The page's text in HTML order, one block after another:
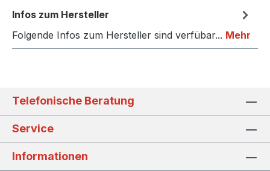
Infos zum Hersteller
Folgende Infos zum Hersteller sind verfübar... Mehr
Telefonische Beratung
Service
Informationen